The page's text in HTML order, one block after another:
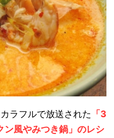
ラフルで放送された 「3
ン風やみつき鍋」のレシ